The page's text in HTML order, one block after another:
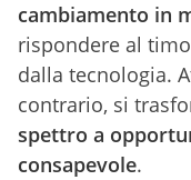
cambiamento in
rispondere al
dalla tecnologia.
contrario, si
spettro a
consapevole.